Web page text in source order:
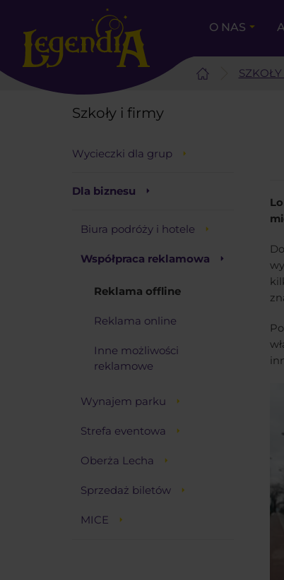
O NAS
Szkoły i firmy
Wycieczki dla grup
Dla biznesu
Biura podróży i hotele
Współpraca reklamowa
Reklama offline
Reklama online
Inne możliwości
reklamowe
Wynajem parku
Strefa eventowa
Oberża Lecha
Sprzedaż biletów
MICE